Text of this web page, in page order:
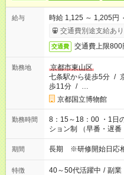
給与
時給 1,125 ～ 1,205円
交通費別途支給あり
交通費 交通費上限800
勤務地
京都市東山区
七条駅から徒歩5分 /
歩11分 / …
京都国立博物館
勤務時間
8：15～18：00 ・1日の実働時間 4.5～8時間 の間のローテー
ション制 （早番・遅
の夜間開館の場合は、
ざいます。
期間 長期 ※研修開始日応
特徴 40～50代活躍中 / 副業